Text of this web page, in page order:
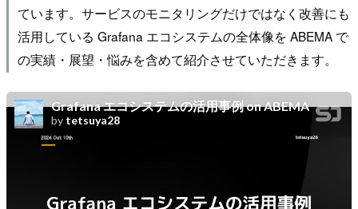
ています。サービスのモニタリングだけではなく改善にも
活用している Grafana エコシステムの全体像を ABEMA で
の実績・展望・悩みを含めて紹介させていただきます。